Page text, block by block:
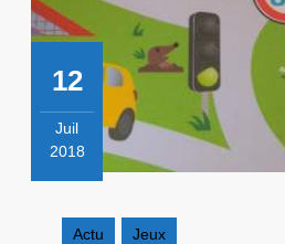
12
Juil
2018
2018
Actu
Jeux